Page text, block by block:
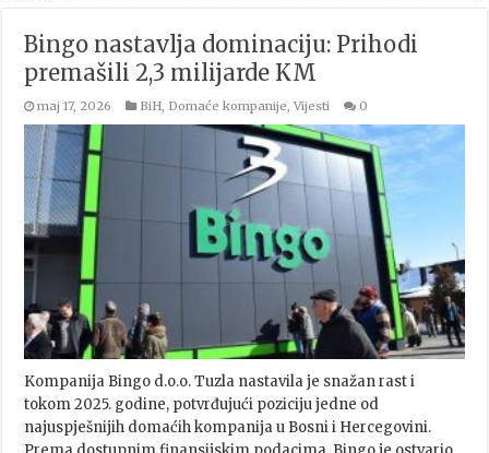
Bingo nastavlja dominaciju: Prihodi
premašili 2,3 milijarde KM
maj 17, 2026 BiH, Domaće kompanije,Vijesti 0
Kompanija Bingo d.o.o. Tuzla nastavila je snažan rast i
tokom 2025. godine, potvrđujući poziciju jedne od
najuspješnijih domaćih kompanija u Bosni i Hercegovini.